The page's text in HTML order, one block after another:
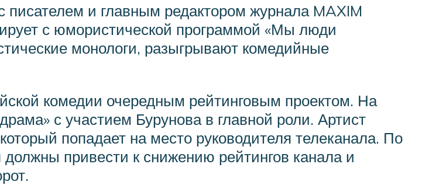
писателем и главным редактором журнала MAXIM
с юмористической программой «Мы люди
монологи, разыгрывают комедийные
комедии очередным рейтинговым проектом. На
с участием Бурунова в главной роли. Артист
попадает на место руководителя телеканала. По
привести к снижению рейтингов канала и